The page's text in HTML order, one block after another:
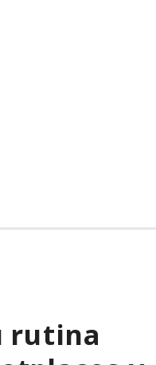
rutina